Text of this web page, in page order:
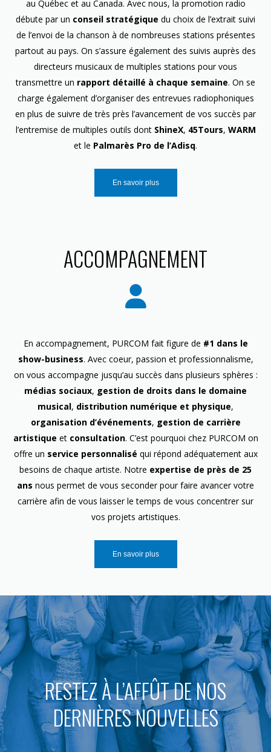
au Québec et au Canada. Avec nous, la promotion radio
débute par un conseil stratégique du choix de l’extrait suivi
de l’envoi de la chanson à de nombreuses stations présentes
partout au pays. On s’assure également des suivis auprès des
directeurs musicaux de multiples stations pour vous
transmettre un rapport détaillé à chaque semaine. On se
charge également d’organiser des entrevues radiophoniques
en plus de suivre de très près l’avancement de vos succès par
l’entremise de multiples outils dont ShineX, 45Tours, WARM
et le Palmarès Pro de l’Adisq.
En savoir plus
ACCOMPAGNEMENT
En accompagnement, PURCOM fait figure de #1 dans le
show-business. Avec coeur, passion et professionnalisme,
on vous accompagne jusqu’au succès dans plusieurs sphères :
médias sociaux, gestion de droits dans le domaine
musical, distribution numérique et physique,
organisation d’événements, gestion de carrière
artistique etconsultation. C’est pourquoi chez PURCOM on
offre un service personnalisé qui répond adéquatement aux
besoins de chaque artiste. Notre expertise de près de 25
ans nous permet de vous seconder pour faire avancer votre
carrière afin de vous laisser le temps de vous concentrer sur
vos projets artistiques.
En savoir plus
RESTEZ À L’AFFÛT DE NOS
DERNIÈRES NOUVELLES